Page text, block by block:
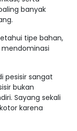
banyak
tipe bahan,
pesisir sangat
bukan
Sayang sekali
karena